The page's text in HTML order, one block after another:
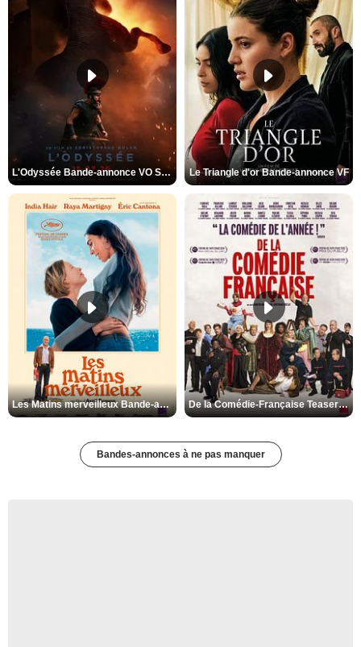
L'Odyssée Bande-annonce VO STFR Le Triangle d'or Bande-annonce VF
Les Matins merveilleux Bande-annonce VF De la Comédie-Française Teaser VF
Bandes-annonces à ne pas manquer